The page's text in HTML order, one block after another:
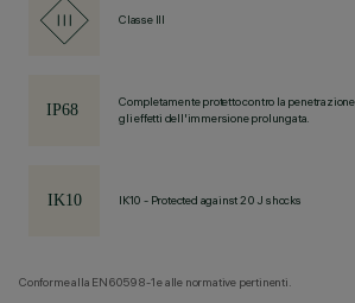
Classe III
Completamente protetto contro la
gli effetti dell'immersione prolungata.
IK10 - Protected against 20 J shocks
Conforme alla EN60598-1 e alle normative pertinenti.